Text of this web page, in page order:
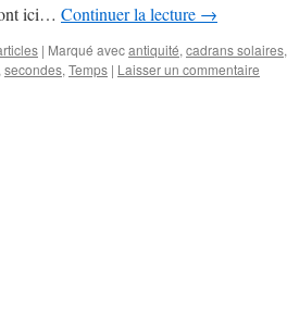
ici… Continuer la lecture →
| Marqué avecantiquité, cadrans solaires,
secondes, Temps | Laisser un commentaire